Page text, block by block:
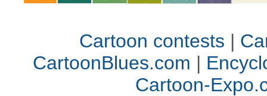
Cartoon contests |
CartoonBlues.com |
Cartoon-